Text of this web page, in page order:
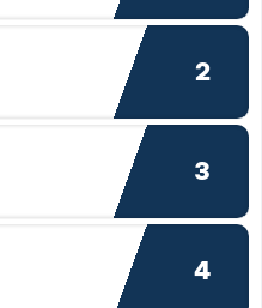
2
3
4